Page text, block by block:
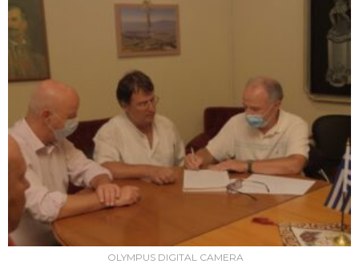
OLYMPUS DIGITAL CAMERA